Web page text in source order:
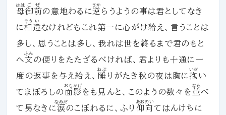
母
はは
御前
ごぜ
の意地わるに逆
さか
らうようの事は君としてなき
に相
そう
違
い
なけれどもこれ第一に心がけ給え、言うことは
多し、思うことは多し、我れは世を終るまで君のもと
へ文
ふみ
の便りをたたざるべければ、君よりも十通に一
度の返事を与え給え、
睡
ねぶ
りがたき秋の夜は胸に抱
いだ
い
てまぼろしの面影
おもかげ
をも見んと、このようの数々を 並
なら
べ
て男なきに涙
なみだ
のこぼれるに、ふり 仰向
あおのい
てはんけちに